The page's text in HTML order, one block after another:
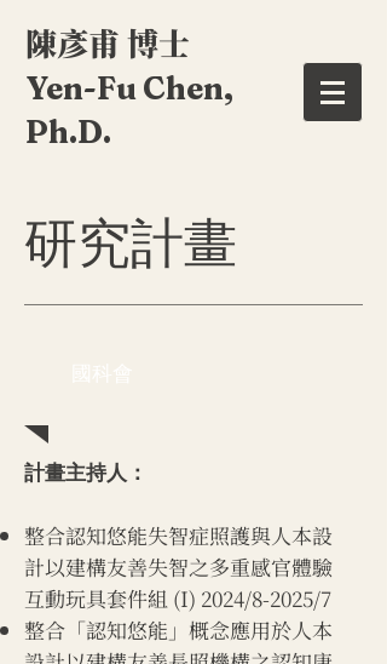
陳彥甫 博士
Yen-Fu Chen,
Ph.D.
研究計畫
計畫主持人：
整合認知悠能失智症照護與人本設
計以建構友善失智之多重感官體驗
互動玩具套件組 (I) 2024/8-2025/7
整合「認知悠能」概念應用於人本